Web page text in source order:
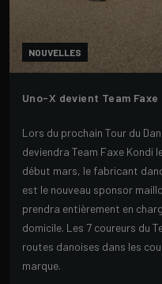
NOUVELLES
Uno-X devient Team
Lors du prochain Tour du
deviendra Team Faxe Kondi
début mars, le fabricant
est le nouveau sponsor
prendra entièrement en
domicile. Les 7 coureurs du
routes danoises dans les
marque.